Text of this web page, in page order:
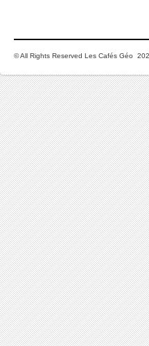
© All Rights Reserved Les Cafés Géo